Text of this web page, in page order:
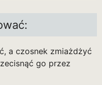
a czosnek zmiażdżyć
go przez